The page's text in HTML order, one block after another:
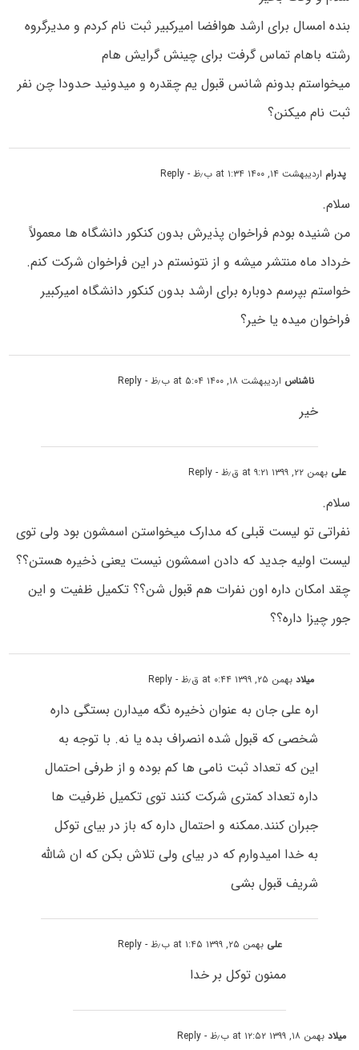
بنده امسال برای ارشد هوافضا امیرکبیر ثبت نام کردم و مدیرگروه
رشته باهام تماس گرفت برای چینش گرایش هام
میخواستم بدونم شانس قبول یم چقدره و میدونید حدودا چن نفر
ثبت نام میکنن؟
پدرام اردیبهشت ۱۴, ۱۴۰۰ at ۱:۳۴ ب٫ظ - Reply
سلام.
من شنیده بودم فراخوان پذیرش بدون کنکور دانشگاه ها معمولاً
خرداد ماه منتشر میشه و از نتونستم در این فراخوان شرکت کنم.
خواستم بپرسم دوباره برای ارشد بدون کنکور دانشگاه امیرکبیر
فراخوان میده یا خیر؟
ناشناس اردیبهشت ۱۸, ۱۴۰۰ at ۵:۰۴ ب٫ظ - Reply
خیر
علی بهمن ۲۲, ۱۳۹۹ at ۹:۲۱ ق٫ظ - Reply
سلام.
نفراتی تو لیست قبلی که مدارک میخواستن اسمشون بود ولی توی
لیست اولیه جدید که دادن اسمشون نیست یعنی ذخیره هستن؟؟
چقد امکان داره اون نفرات هم قبول شن؟؟ تکمیل ظفیت و این
جور چیزا داره؟؟
میلادبهمن ۲۵, ۱۳۹۹ at ۰:۴۴ ق٫ظ - Reply
اره علی جان به عنوان ذخیره نگه میدارن بستگی داره
شخصی که قبول شده انصراف بده یا نه. با توجه به
این که تعداد ثبت نامی ها کم بوده و از طرفی احتمال
داره تعداد کمتری شرکت کنند توی تکمیل ظرفیت ها
جبران کنند.ممکنه و احتمال داره که باز در بیای توکل
به خدا امیدوارم که در بیای ولی تلاش بکن که ان شالله
شریف قبول بشی
علی بهمن ۲۵, ۱۳۹۹ at ۱:۴۵ ب٫ظ - Reply
ممنون توکل بر خدا
میلادبهمن ۱۸, ۱۳۹۹ at ۱۲:۵۲ ب٫ظ - Reply